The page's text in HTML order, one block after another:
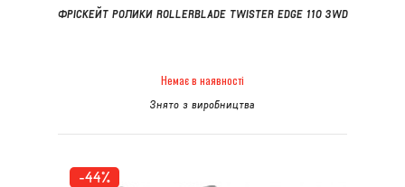
ФРІСКЕЙТ РОЛИКИ ROLLERBLADE TWISTER EDGE 110 3WD
Немає в наявності
Знято з виробництва
-44%